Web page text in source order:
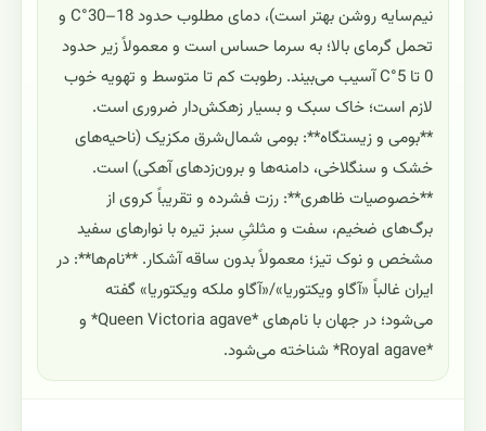
نیم‌سایه روشن بهتر است)، دمای مطلوب حدود 18–30°C و
تحمل گرمای بالا؛ به سرما حساس است و معمولاً زیر حدود
0 تا 5°C آسیب می‌بیند. رطوبت کم تا متوسط و تهویه خوب
لازم است؛ خاک سبک و بسیار زهکش‌دار ضروری است.
**بومی و زیستگاه**: بومی شمال‌شرق مکزیک (ناحیه‌های
خشک و سنگلاخی، دامنه‌ها و برون‌زدهای آهکی) است.
**خصوصیات ظاهری**: رزت فشرده و تقریباً کروی از
برگ‌های ضخیم، سفت و مثلثیِ سبز تیره با نوارهای سفید
مشخص و نوک تیز؛ معمولاً بدون ساقه آشکار. **نام‌ها**: در
ایران غالباً «آگاو ویکتوریا»/«آگاو ملکه ویکتوریا» گفته
می‌شود؛ در جهان با نام‌های *Queen Victoria agave* و
*Royal agave* شناخته می‌شود.